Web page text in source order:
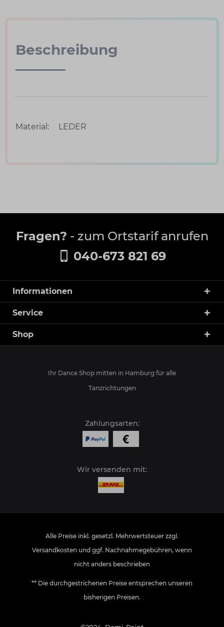
Beschreibung
Material: LEDER
Fragen? - zum Ortstarif anrufen
040-673 821 69
Informationen
Service
Shop
Ihr Dance Shop mitten in Hamburg für alle
Tanzrichtungen
Zahlungsarten:
Wir versenden mit:
Alle Preise inkl. gesetzl. Mehrwertsteuer zzgl.
Versandkosten und ggf. Nachnahmegebühren, wenn
nicht anders beschrieben
** Die durchgestrichenen Preise entsprechen unseren
bisherigen Preisen.